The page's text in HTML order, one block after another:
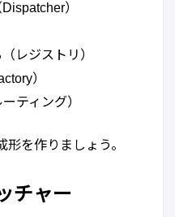
）
レジストリ）
）
ティング）
を作りましょう。
チャー